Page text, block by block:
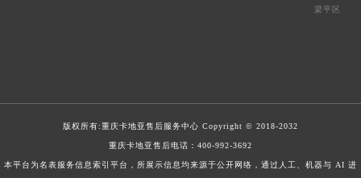
梁平区
版权所有:重庆卡地亚售后服务中心 Copyright © 2018-2032
重庆卡地亚售后电话： 400-992-3692
本平台为名表服务信息索引平台，所展示信息均来源于公开网络，通过人工、机器与 AI 进